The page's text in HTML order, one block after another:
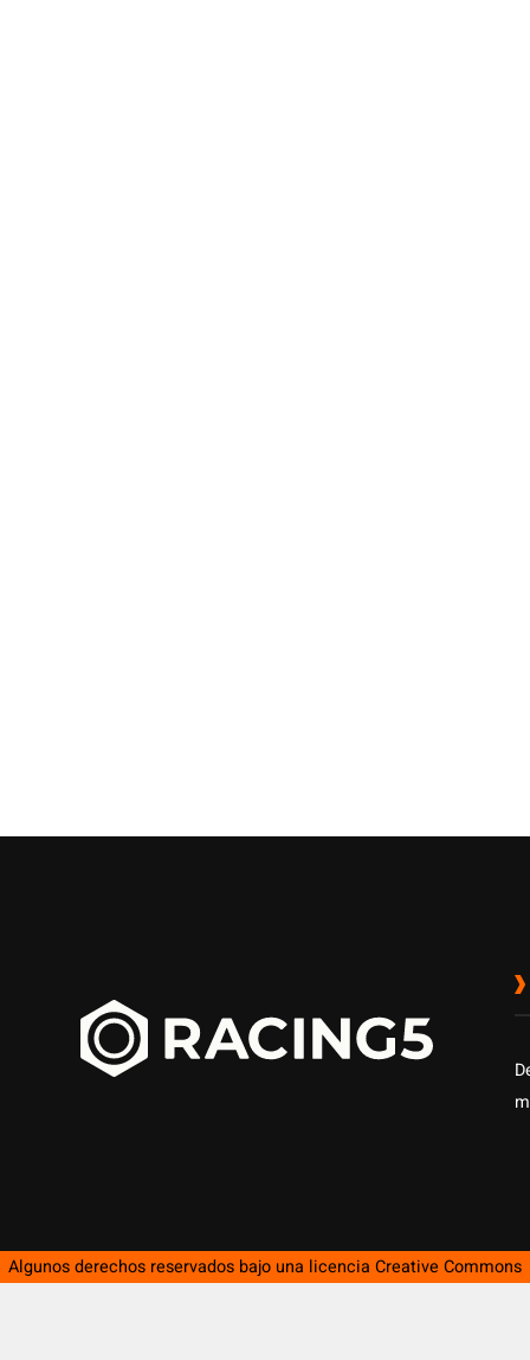
Algunos derechos reservados bajo una licencia Creative Commons